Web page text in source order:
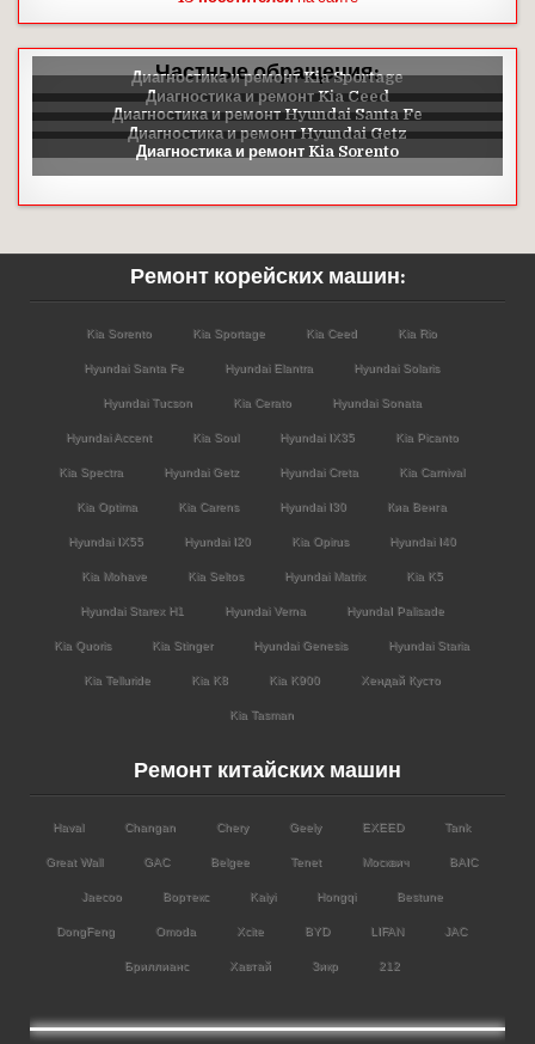
Частные обращения:
Ремонт корейских машин:
Kia Sorento Kia Sportage Kia Ceed Kia Rio
Hyundai Santa Fe Hyundai Elantra Hyundai Solaris
Hyundai Tucson Kia Cerato Hyundai Sonata
Hyundai Accent Kia Soul Hyundai IX35 Kia Picanto
Kia Spectra Hyundai Getz Hyundai Creta Kia Carnival
Kia Optima Kia Carens Hyundai I30 Киа Венга
Hyundai IX55 Hyundai I20 Kia Opirus Hyundai I40
Kia Mohave Kia Seltos Hyundai Matrix Kia K5
Hyundai Starex H1 Hyundai Verna HyundaI Palisade
Kia Quoris Kia Stinger Hyundai Genesis Hyundai Staria
Kia Telluride Kia K8 Kia K900 Хендай Кусто
Kia Tasman
Ремонт китайских машин
Haval Changan Chery Geely EXEED Tank
Great Wall GAC Belgee Tenet Москвич BAIC
Jaecoo Вортекс Kaiyi Hongqi Bestune
DongFeng Omoda Xcite BYD LIFAN JAC
Бриллианс Хавтай Зикр 212